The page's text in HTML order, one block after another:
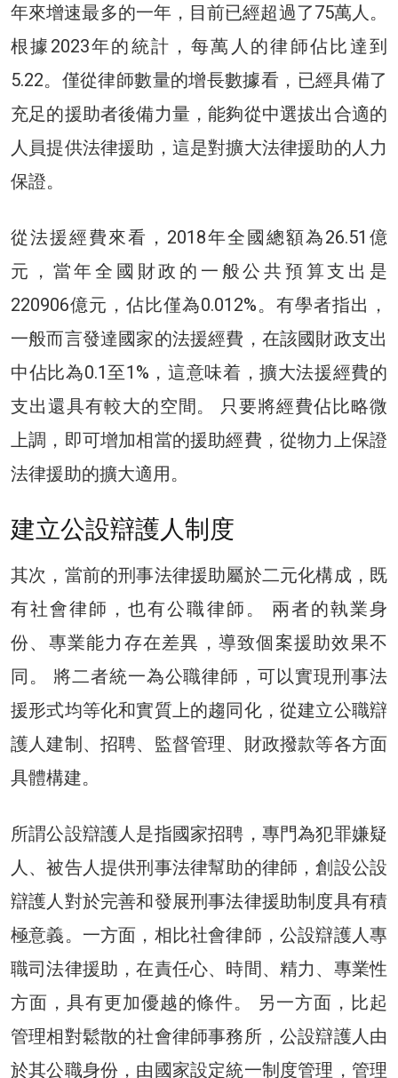
年來增速最多的一年，目前已經超過了75萬人。
根據2023年的統計，每萬人的律師佔比達到
5.22。僅從律師數量的增長數據看，已經具備了
充足的援助者後備力量，能夠從中選拔出合適的
人員提供法律援助，這是對擴大法律援助的人力
保證。
從法援經費來看，2018年全國總額為26.51億
元，當年全國財政的一般公共預算支出是
220906億元，佔比僅為0.012%。有學者指出，
一般而言發達國家的法援經費，在該國財政支出
中佔比為0.1至1%，這意味着，擴大法援經費的
支出還具有較大的空間。 只要將經費佔比略微
上調，即可增加相當的援助經費，從物力上保證
法律援助的擴大適用。
建立公設辯護人制度
其次，當前的刑事法律援助屬於二元化構成，既
有社會律師，也有公職律師。 兩者的執業身
份、專業能力存在差異，導致個案援助效果不
同。 將二者統一為公職律師，可以實現刑事法
援形式均等化和實質上的趨同化，從建立公職辯
護人建制、招聘、監督管理、財政撥款等各方面
具體構建。
所謂公設辯護人是指國家招聘，專門為犯罪嫌疑
人、被告人提供刑事法律幫助的律師，創設公設
辯護人對於完善和發展刑事法律援助制度具有積
極意義。一方面，相比社會律師，公設辯護人專
職司法律援助，在責任心、時間、精力、專業性
方面，具有更加優越的條件。 另一方面，比起
管理相對鬆散的社會律師事務所，公設辯護人由
於其公職身份，由國家設定統一制度管理，管理